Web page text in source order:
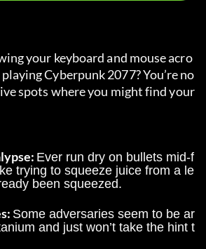
your keyboard and mouse acro
Cyberpunk 2077? You’re no
spots where you might find your
Ever run dry on bullets mid-f
trying to squeeze juice from a le
been squeezed.
Some adversaries seem to be ar
and just won’t take the hint t